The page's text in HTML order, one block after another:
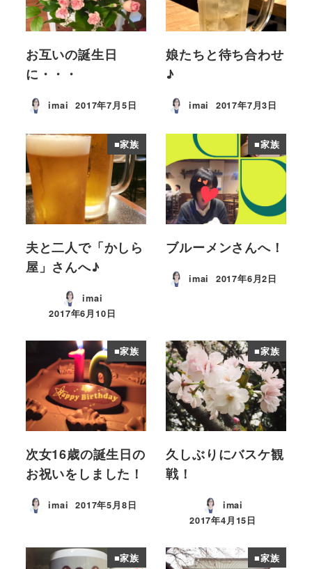
お互いの誕生日
に・・・
imai 投稿日
2017年7月5日
娘たちと待ち合わせ
♪
imai 投稿日
2017年7月3日
■家族
夫と二人で「かしら
屋」さんへ♪
imai
投稿日
2017年6月10日
■家族
ブルーメンさんへ！
imai 投稿日
2017年6月2日
■家族
次女16歳の誕生日の
お祝いをしました！
imai 投稿日
2017年5月8日
■家族
久しぶりにバスケ観
戦！
imai
投稿日
2017年4月15日
■家族 ■家族